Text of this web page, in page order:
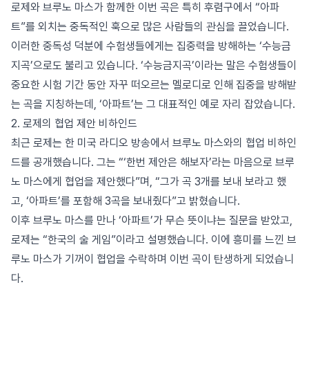
로제와 브루노 마스가 함께한 이번 곡은 특히 후렴구에서 “아파
트”를 외치는 중독적인 훅으로 많은 사람들의 관심을 끌었습니다.
이러한 중독성 덕분에 수험생들에게는 집중력을 방해하는 ‘수능금
지곡’으로도 불리고 있습니다. ‘수능금지곡’이라는 말은 수험생들이
중요한 시험 기간 동안 자꾸 떠오르는 멜로디로 인해 집중을 방해받
는 곡을 지칭하는데, ‘아파트’는 그 대표적인 예로 자리 잡았습니다.
2. 로제의 협업 제안 비하인드
최근 로제는 한 미국 라디오 방송에서 브루노 마스와의 협업 비하인
드를 공개했습니다. 그는 “‘한번 제안은 해보자’라는 마음으로 브루
노 마스에게 협업을 제안했다”며, “그가 곡 3개를 보내 보라고 했
고, ‘아파트’를 포함해 3곡을 보내줬다”고 밝혔습니다.
이후 브루노 마스를 만나 ‘아파트’가 무슨 뜻이냐는 질문을 받았고,
로제는 “한국의 술 게임”이라고 설명했습니다. 이에 흥미를 느낀 브
루노 마스가 기꺼이 협업을 수락하며 이번 곡이 탄생하게 되었습니
다.